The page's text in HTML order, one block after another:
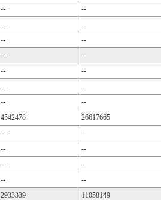
-- --
-- --
-- --
-- --
-- --
-- --
-- --
4542478 26617665
-- --
-- --
-- --
-- --
2933339 11058149